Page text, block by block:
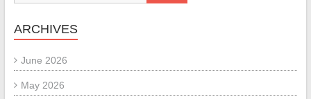
ARCHIVES
June 2026
May 2026